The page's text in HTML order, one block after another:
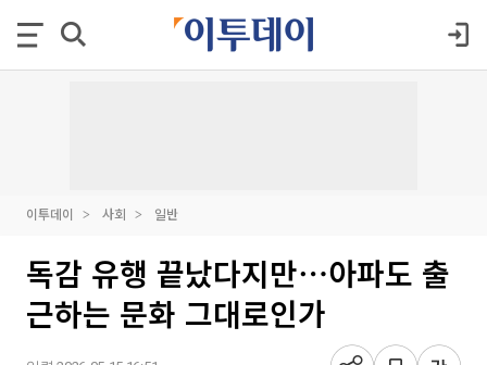
이투데이 사회 일반
독감 유행 끝났다지만⋯아파도 출
근하는 문화 그대로인가